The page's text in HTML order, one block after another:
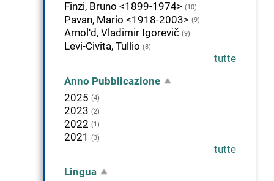
Finzi, Bruno <1899-1974> (10)
Pavan, Mario <1918-2003> (9)
Arnolʹd, Vladimir Igorevič (9)
Levi-Civita, Tullio (8)
tutte
Anno Pubblicazione
2025 (4)
2023 (2)
2022 (1)
2021 (3)
tutte
Lingua